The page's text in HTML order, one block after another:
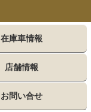
在庫車情報
店舗情報
お問い合せ